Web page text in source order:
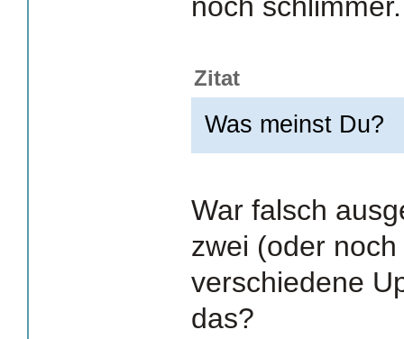
noch schlimmer.
Zitat
Was meinst Du?
War falsch
zwei (oder
verschiedene
das?